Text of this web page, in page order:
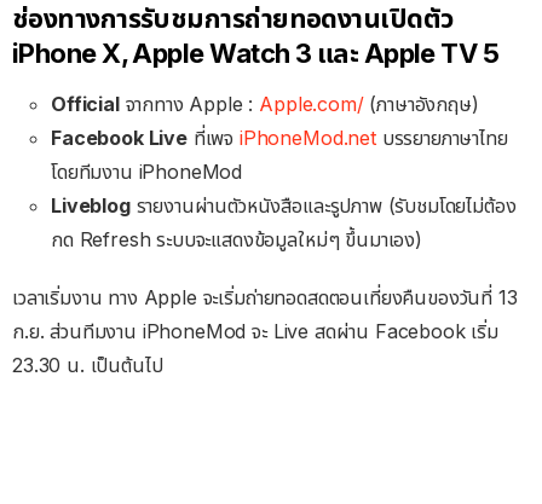
ช่องทางการรับชมการถ่ายทอดงานเปิดตัว
iPhone X, Apple Watch 3 และ Apple TV 5
Officialจากทาง Apple : Apple.com/(ภาษาอังกฤษ)
Facebook Liveที่เพจ iPhoneMod.netบรรยายภาษาไทย
โดยทีมงาน iPhoneMod
Liveblogรายงานผ่านตัวหนังสือและรูปภาพ (รับชมโดยไม่ต้อง
กด Refresh ระบบจะแสดงข้อมูลใหม่ๆ ขึ้นมาเอง)
เวลาเริ่มงาน ทาง Apple จะเริ่มถ่ายทอดสดตอนเที่ยงคืนของวันที่ 13
ก.ย. ส่วนทีมงาน iPhoneMod จะ Live สดผ่าน Facebook เริ่ม
23.30 น. เป็นต้นไป